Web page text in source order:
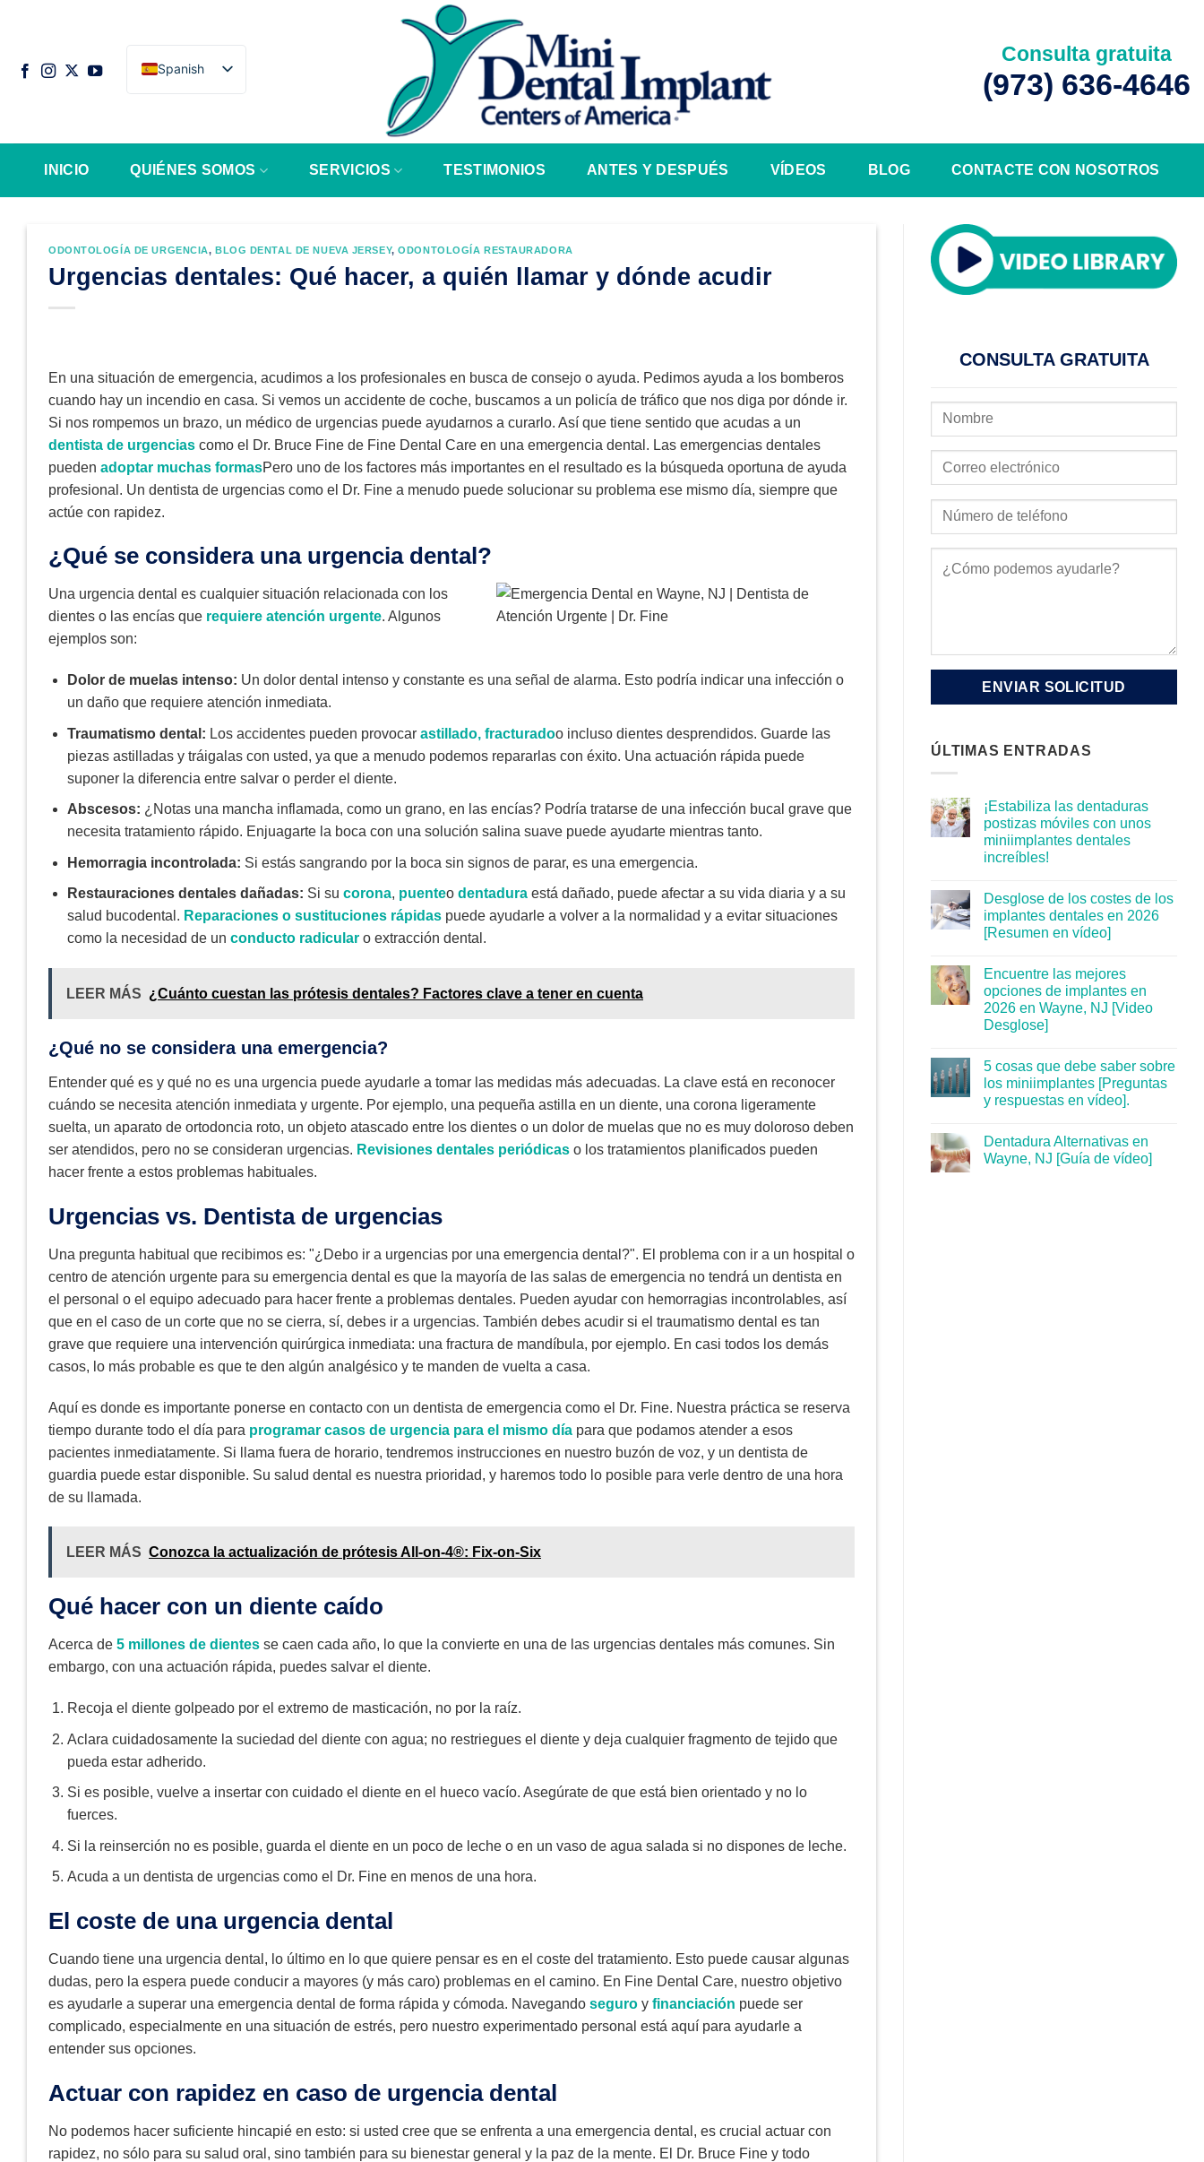
Spanish
Consulta gratuita
(973) 636-4646
INICIO QUIÉNES SOMOS SERVICIOS TESTIMONIOS ANTES Y DESPUÉS VÍDEOS BLOG CONTACTE CON NOSOTROS
ODONTOLOGÍA DE URGENCIA,BLOG DENTAL DE NUEVA JERSEY,ODONTOLOGÍA RESTAURADORA
Urgencias dentales: Qué hacer, a quién llamar y dónde acudir
En una situación de emergencia, acudimos a los profesionales en busca de consejo o ayuda. Pedimos ayuda a los bomberos
cuando hay un incendio en casa. Si vemos un accidente de coche, buscamos a un policía de tráfico que nos diga por dónde ir.
Si nos rompemos un brazo, un médico de urgencias puede ayudarnos a curarlo. Así que tiene sentido que acudas a un
dentista de urgencias como el Dr. Bruce Fine de Fine Dental Care en una emergencia dental. Las emergencias dentales
pueden adoptar muchas formasPero uno de los factores más importantes en el resultado es la búsqueda oportuna de ayuda
profesional. Un dentista de urgencias como el Dr. Fine a menudo puede solucionar su problema ese mismo día, siempre que
actúe con rapidez.
¿Qué se considera una urgencia dental?
Una urgencia dental es cualquier situación relacionada con los
dientes o las encías que requiere atención urgente. Algunos
ejemplos son:
Dolor de muelas intenso: Un dolor dental intenso y constante es una señal de alarma. Esto podría indicar una infección o
un daño que requiere atención inmediata.
Traumatismo dental: Los accidentes pueden provocar astillado, fracturadoo incluso dientes desprendidos. Guarde las
piezas astilladas y tráigalas con usted, ya que a menudo podemos repararlas con éxito. Una actuación rápida puede
suponer la diferencia entre salvar o perder el diente.
Abscesos: ¿Notas una mancha inflamada, como un grano, en las encías? Podría tratarse de una infección bucal grave que
necesita tratamiento rápido. Enjuagarte la boca con una solución salina suave puede ayudarte mientras tanto.
Hemorragia incontrolada: Si estás sangrando por la boca sin signos de parar, es una emergencia.
Restauraciones dentales dañadas: Si su corona, puenteo dentaduraestá dañado, puede afectar a su vida diaria y a su
salud bucodental. Reparaciones o sustituciones rápidaspuede ayudarle a volver a la normalidad y a evitar situaciones
como la necesidad de un conducto radicularo extracción dental.
LEER MÁS ¿Cuánto cuestan las prótesis dentales? Factores clave a tener en cuenta
¿Qué no se considera una emergencia?
Entender qué es y qué no es una urgencia puede ayudarle a tomar las medidas más adecuadas. La clave está en reconocer
cuándo se necesita atención inmediata y urgente. Por ejemplo, una pequeña astilla en un diente, una corona ligeramente
suelta, un aparato de ortodoncia roto, un objeto atascado entre los dientes o un dolor de muelas que no es muy doloroso deben
ser atendidos, pero no se consideran urgencias. Revisiones dentales periódicas o los tratamientos planificados pueden
hacer frente a estos problemas habituales.
Urgencias vs. Dentista de urgencias
Una pregunta habitual que recibimos es: "¿Debo ir a urgencias por una emergencia dental?". El problema con ir a un hospital o
centro de atención urgente para su emergencia dental es que la mayoría de las salas de emergencia no tendrá un dentista en
el personal o el equipo adecuado para hacer frente a problemas dentales. Pueden ayudar con hemorragias incontrolables, así
que en el caso de un corte que no se cierra, sí, debes ir a urgencias. También debes acudir si el traumatismo dental es tan
grave que requiere una intervención quirúrgica inmediata: una fractura de mandíbula, por ejemplo. En casi todos los demás
casos, lo más probable es que te den algún analgésico y te manden de vuelta a casa.
Aquí es donde es importante ponerse en contacto con un dentista de emergencia como el Dr. Fine. Nuestra práctica se reserva
tiempo durante todo el día para programar casos de urgencia para el mismo día para que podamos atender a esos
pacientes inmediatamente. Si llama fuera de horario, tendremos instrucciones en nuestro buzón de voz, y un dentista de
guardia puede estar disponible. Su salud dental es nuestra prioridad, y haremos todo lo posible para verle dentro de una hora
de su llamada.
LEER MÁS Conozca la actualización de prótesis All-on-4®: Fix-on-Six
Qué hacer con un diente caído
Acerca de 5 millones de dientes se caen cada año, lo que la convierte en una de las urgencias dentales más comunes. Sin
embargo, con una actuación rápida, puedes salvar el diente.
Recoja el diente golpeado por el extremo de masticación, no por la raíz.
Aclara cuidadosamente la suciedad del diente con agua; no restriegues el diente y deja cualquier fragmento de tejido que
pueda estar adherido.
Si es posible, vuelve a insertar con cuidado el diente en el hueco vacío. Asegúrate de que está bien orientado y no lo
fuerces.
Si la reinserción no es posible, guarda el diente en un poco de leche o en un vaso de agua salada si no dispones de leche.
Acuda a un dentista de urgencias como el Dr. Fine en menos de una hora.
El coste de una urgencia dental
Cuando tiene una urgencia dental, lo último en lo que quiere pensar es en el coste del tratamiento. Esto puede causar algunas
dudas, pero la espera puede conducir a mayores (y más caro) problemas en el camino. En Fine Dental Care, nuestro objetivo
es ayudarle a superar una emergencia dental de forma rápida y cómoda. Navegando seguro y financiación puede ser
complicado, especialmente en una situación de estrés, pero nuestro experimentado personal está aquí para ayudarle a
entender sus opciones.
Actuar con rapidez en caso de urgencia dental
No podemos hacer suficiente hincapié en esto: si usted cree que se enfrenta a una emergencia dental, es crucial actuar con
rapidez, no sólo para su salud oral, sino también para su bienestar general y la paz de la mente. El Dr. Bruce Fine y todo
CONSULTA GRATUITA
ÚLTIMAS ENTRADAS
¡Estabiliza las dentaduras
postizas móviles con unos
miniimplantes dentales
increíbles!
Desglose de los costes de los
implantes dentales en 2026
[Resumen en vídeo]
Encuentre las mejores
opciones de implantes en
2026 en Wayne, NJ [Video
Desglose]
5 cosas que debe saber sobre
los miniimplantes [Preguntas
y respuestas en vídeo].
Dentadura Alternativas en
Wayne, NJ [Guía de vídeo]